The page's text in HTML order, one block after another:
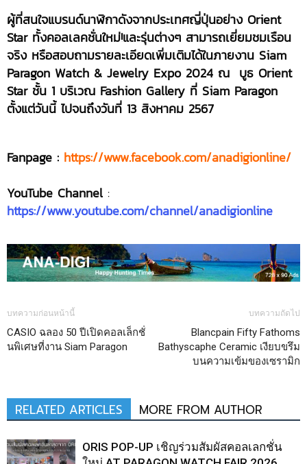
ผู้ที่สนใจแบรนด์นาฬิกาดังจากประเทศญี่ปุ่นอย่าง Orient
Star ทั้งคอลเลคชั่นใหม่!และรุ่นต่างๆ สามารถเยี่ยมชมเรือน
จริง หรือสอบถามรายละเอียดเพิ่มเติมได้ในภายงาน Siam
Paragon Watch & Jewelry Expo 2024 ณ บูธ Orient
Star ชั้น 1 บริเวณ Fashion Gallery ที่ Siam Paragon
ตั้งแต่วันนี้ ไปจนถึงวันที่ 13 สิงหาคม 2567
Fanpage : https://www.facebook.com/anadigionline/
YouTube Channel :
https://www.youtube.com/channel/anadigionline
บทความก่อนหน้านี้
CASIO ฉลอง 50 ปีเปิดคอลเล็กชั่
นพิเศษที่งาน Siam Paragon
บทความถัดไป
Blancpain Fifty Fathoms
Bathyscaphe Ceramic เงียบขรึม
บนความเข้มของเซรามิก
RELATED ARTICLES MORE FROM AUTHOR
ORIS POP-UP เชิญร่วมสัมผัสคอลเลกชั่น